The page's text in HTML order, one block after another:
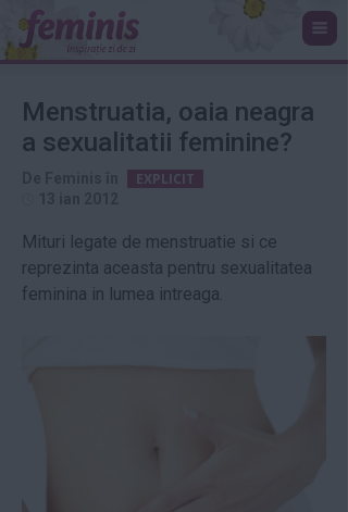
Menstruatia, oaia neagra
a sexualitatii feminine?
EXPLICIT
Mituri legate de menstruatie si ce
reprezinta aceasta pentru sexualitatea
feminina in lumea intreaga.